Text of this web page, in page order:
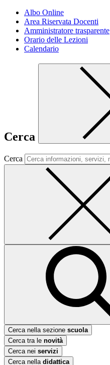
Albo Online
Area Riservata Docenti
Amministratore trasparente
Orario delle Lezioni
Calendario
Cerca
Cerca
Cerca nella sezione scuola
Cerca tra le novità
Cerca nei servizi
Cerca nella didattica